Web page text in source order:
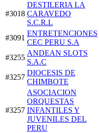
#3018
DESTILERIA LA
CARAVEDO
S.C.R.L
#3091
ENTRETENCIONES
CEC PERU S.A
#3255
ANDEAN SLOTS
S.A.C
#3257
DIOCESIS DE
CHIMBOTE
#3257
ASOCIACION
ORQUESTAS
INFANTILES Y
JUVENILES DEL
PERU